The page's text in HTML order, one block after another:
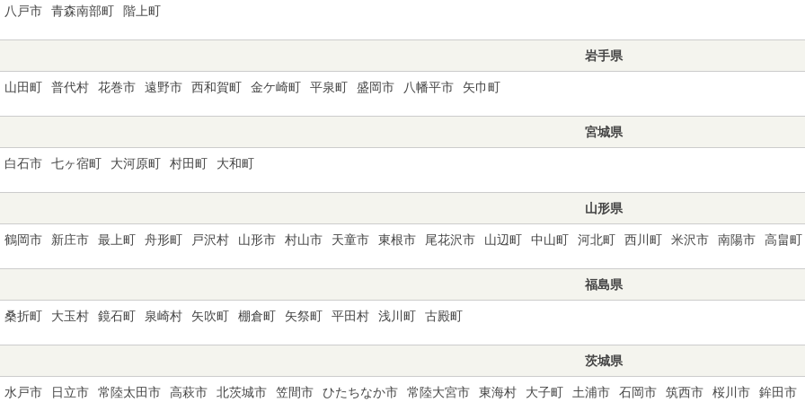
八戸市 青森南部町 階上町
岩手県
山田町 普代村 花巻市 遠野市 西和賀町 金ケ崎町 平泉町 盛岡市 八幡平市 矢巾町
宮城県
白石市 七ヶ宿町 大河原町 村田町 大和町
山形県
鶴岡市 新庄市 最上町 舟形町 戸沢村 山形市 村山市 天童市 東根市 尾花沢市 山辺町 中山町 河北町 西川町 米沢市 南陽市 高畠町
福島県
桑折町 大玉村 鏡石町 泉崎村 矢吹町 棚倉町 矢祭町 平田村 浅川町 古殿町
茨城県
水戸市 日立市 常陸太田市 高萩市 北茨城市 笠間市 ひたちなか市 常陸大宮市 東海村 大子町 土浦市 石岡市 筑西市 桜川市 鉾田市